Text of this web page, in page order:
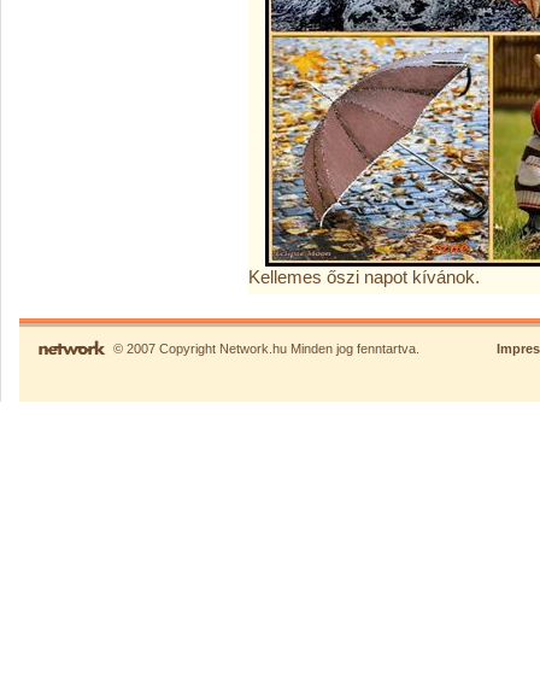
Kellemes őszi napot kívánok.
© 2007 Copyright Network.hu Minden jog fenntartva.